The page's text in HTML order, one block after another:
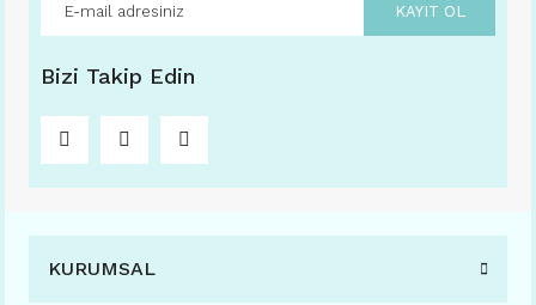
KAYIT OL
Bizi Takip Edin
KURUMSAL